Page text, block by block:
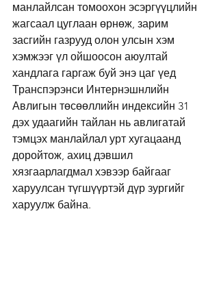
манлайлсан томоохон эсэргүүцлийн
жагсаал цуглаан өрнөж, зарим
засгийн газрууд олон улсын хэм
хэмжээг үл ойшоосон аюултай
хандлага гаргаж буй энэ цаг үед
Транспэрэнси Интернэшнлийн
Авлигын төсөөллийн индексийн 31
дэх удаагийн тайлан нь авлигатай
тэмцэх манлайлал урт хугацаанд
доройтож, ахиц дэвшил
хязгаарлагдмал хэвээр байгааг
харуулсан түгшүүртэй дүр зургийг
харуулж байна.